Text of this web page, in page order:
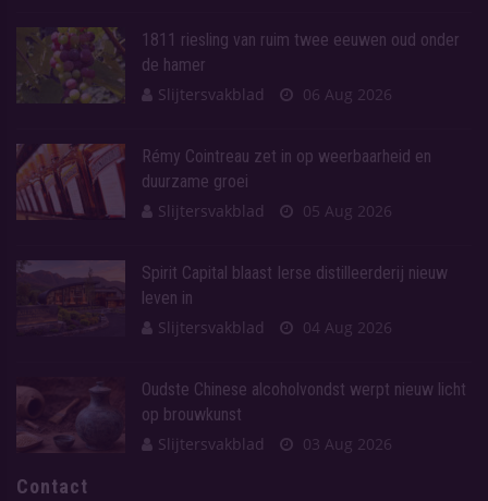
1811 riesling van ruim twee eeuwen oud onder
de hamer
Slijtersvakblad
06 Aug 2026
Rémy Cointreau zet in op weerbaarheid en
duurzame groei
Slijtersvakblad
05 Aug 2026
Spirit Capital blaast Ierse distilleerderij nieuw
leven in
Slijtersvakblad
04 Aug 2026
Oudste Chinese alcoholvondst werpt nieuw licht
op brouwkunst
Slijtersvakblad
03 Aug 2026
Contact